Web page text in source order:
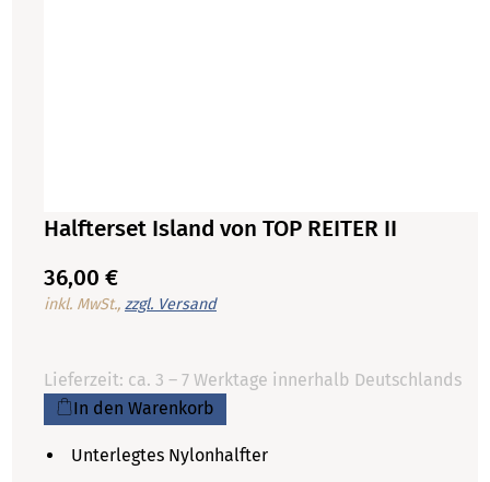
Halfterset Island von TOP REITER II
36,00 €
inkl. MwSt., zzgl. Versand
Lieferzeit: ca. 3 – 7 Werktage innerhalb Deutschlands
In den Warenkorb
Unterlegtes Nylonhalfter